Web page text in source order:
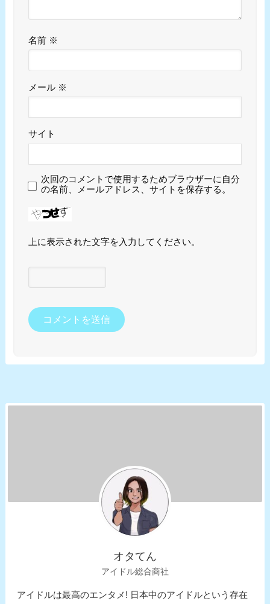
名前 ※
メール ※
サイト
次回のコメントで使用するためブラウザーに自分
の名前、メールアドレス、サイトを保存する。
上に表示された文字を入力してください。
オタてん
アイドル総合商社
アイドルは最高のエンタメ! 日本中のアイドルという存在